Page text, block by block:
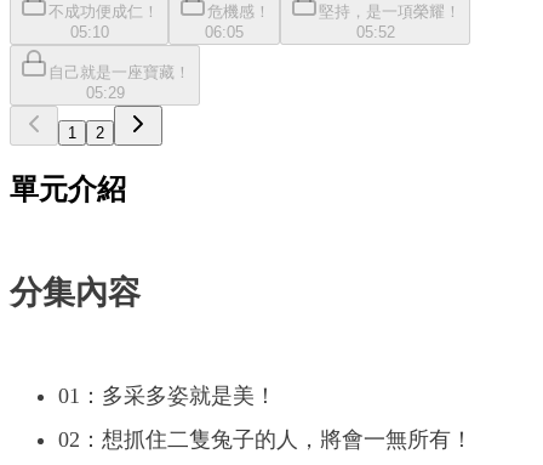
不成功便成仁！
05:10
危機感！
06:05
堅持，是一項榮耀！
05:52
自己就是一座寶藏！
05:29
1 2
單元介紹
分集內容
01：多采多姿就是美！
02：想抓住二隻兔子的人，將會一無所有！